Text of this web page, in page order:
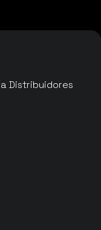
Distribuidores